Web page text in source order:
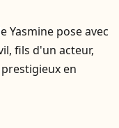
Yasmine pose avec
fils d'un acteur,
en